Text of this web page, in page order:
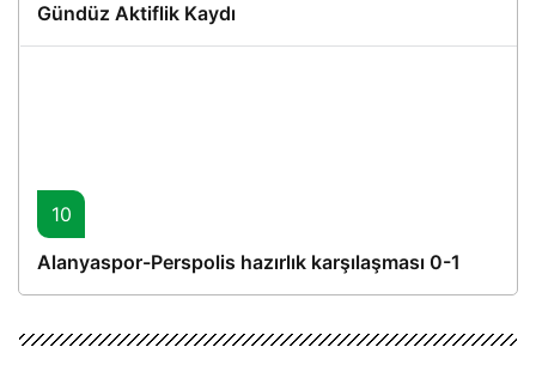
Gündüz Aktiflik Kaydı
10
Alanyaspor-Perspolis hazırlık karşılaşması 0-1